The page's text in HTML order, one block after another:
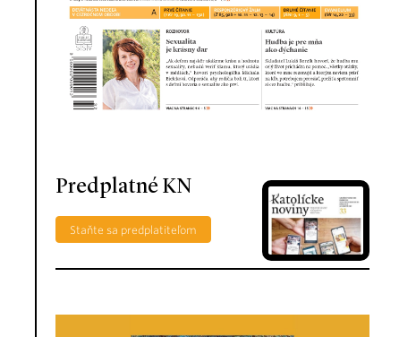
Predplatné KN
Staňte sa predplatiteľom